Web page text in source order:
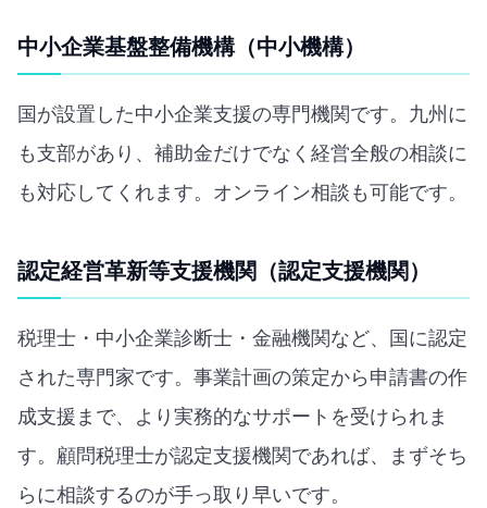
中小企業基盤整備機構（中小機構）
国が設置した中小企業支援の専門機関です。九州に
も支部があり、補助金だけでなく経営全般の相談に
も対応してくれます。オンライン相談も可能です。
認定経営革新等支援機関（認定支援機関）
税理士・中小企業診断士・金融機関など、国に認定
された専門家です。事業計画の策定から申請書の作
成支援まで、より実務的なサポートを受けられま
す。顧問税理士が認定支援機関であれば、まずそち
らに相談するのが手っ取り早いです。